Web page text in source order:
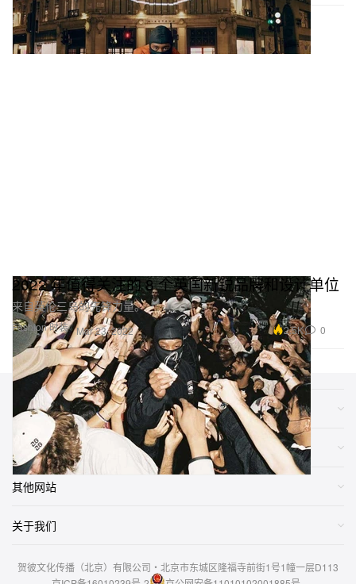
Fashion 时装
2022 年值得关注的 8 个英国新锐品牌和设计单位
来自英伦三岛的先锋力量。
Mar 23, 2022 2.5K 0
类别
网店
其他网站
关于我们
贺彼文化传播（北京）有限公司・北京市东城区隆福寺前街1号1幢一层D113